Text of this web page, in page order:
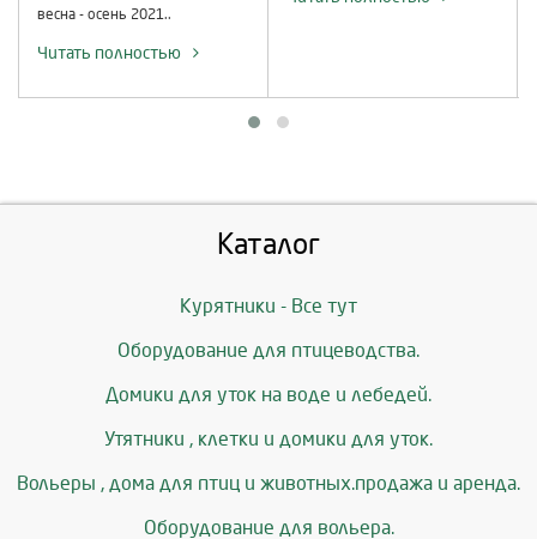
весна - осень 2021..
Читать полностью
Каталог
Курятники - Все тут
Оборудование для птицеводства.
Домики для уток на воде и лебедей.
Утятники , клетки и домики для уток.
Вольеры , дома для птиц и животных.продажа и аренда.
Оборудование для вольера.